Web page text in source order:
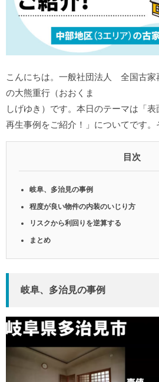
こんにちは。一般社団法人 全国古
の大熊重行（おおくま
しげゆき）です。本日のテーマは「
再生事例をご紹介！」についてです。
目次
岐阜、多治見の事例
程度が良い物件の内装のいじり方
リスクから利回りを逆算する
まとめ
岐阜、多治見の事例